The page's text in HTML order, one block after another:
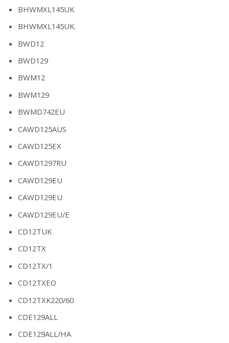
BHWMXL145UK
BHWMXL145UK.
BWD12
BWD129
BWM12
BWM129
BWMD742EU
CAWD125AUS
CAWD125EX
CAWD1297RU
CAWD129EU
CAWD129EU
CAWD129EU/E
CD12TUK
CD12TX
CD12TX/1
CD12TXEO
CD12TXK220/60
CDE129ALL
CDE129ALL/HA